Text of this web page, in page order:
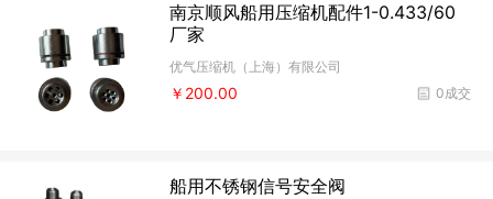
南京顺风船用压缩机配件1-0.433/60
厂家
优气压缩机（上海）有限公司
0成交
￥200.00
船用不锈钢信号安全阀